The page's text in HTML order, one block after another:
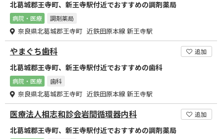
北葛城郡王寺町、新王寺駅付近でおすすめの調剤薬局
病院・医療 調剤薬局
奈良県北葛城郡王寺町 近鉄田原本線 新王寺駅
やまぐち歯科 追加
北葛城郡王寺町、新王寺駅付近でおすすめの歯科
病院・医療 歯科
奈良県北葛城郡王寺町 近鉄田原本線 新王寺駅
医療法人相志和診会岩間循環器内科 追加
北葛城郡王寺町、新王寺駅付近でおすすめの調剤薬局